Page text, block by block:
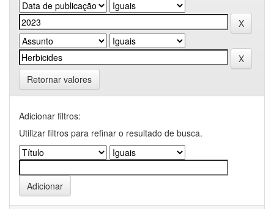
Retornar valores
Adicionar filtros:
Utilizar filtros para refinar o resultado de busca.